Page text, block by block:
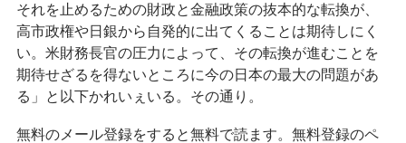
それを止めるための財政と金融政策の抜本的な転換が、
高市政権や日銀から自発的に出てくることは期待しにく
い。米財務長官の圧力によって、その転換が進むことを
期待せざるを得ないところに今の日本の最大の問題があ
る」と以下かれいぇいる。その通り。
無料のメール登録をすると無料で読ます。無料登録のペ